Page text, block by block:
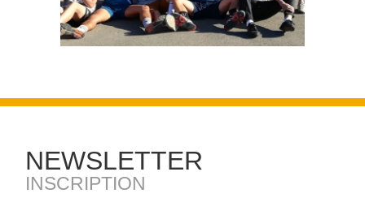
NEWSLETTER
INSCRIPTION